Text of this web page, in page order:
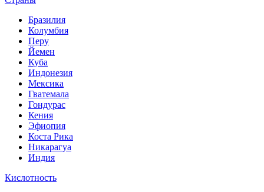
Бразилия
Колумбия
Перу
Йемен
Куба
Индонезия
Мексика
Гватемала
Гондурас
Кения
Эфиопия
Коста Рика
Никарагуа
Индия
Кислотность